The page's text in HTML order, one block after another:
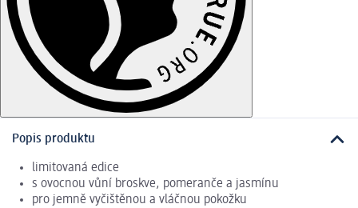
Popis produktu
limitovaná edice
s ovocnou vůní broskve, pomeranče a jasmínu
pro jemně vyčištěnou a vláčnou pokožku